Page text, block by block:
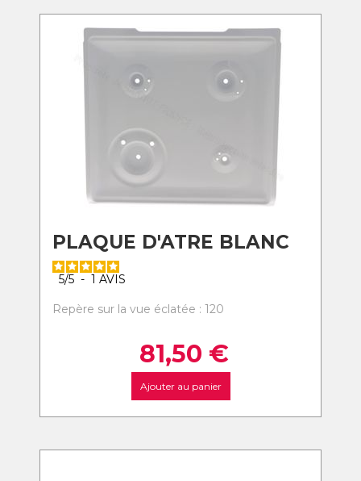
PLAQUE D'ATRE BLANC
5/5 - 1 AVIS
Repère sur la vue éclatée : 120
81,50 €
Ajouter au panier